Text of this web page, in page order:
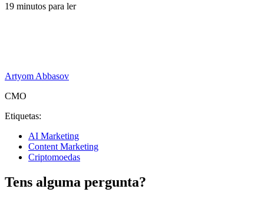
19 minutos para ler
Artyom Abbasov
CMO
Etiquetas:
AI Marketing
Content Marketing
Criptomoedas
Tens alguma pergunta?